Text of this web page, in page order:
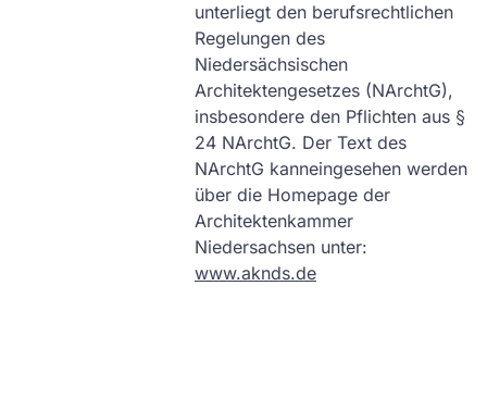
unterliegt den berufsrechtlichen
Regelungen des
Niedersächsischen
Architektengesetzes (NArchtG),
insbesondere den Pflichten aus §
24 NArchtG. Der Text des
NArchtG kanneingesehen werden
über die Homepage der
Architektenkammer
Niedersachsen unter:
www.aknds.de